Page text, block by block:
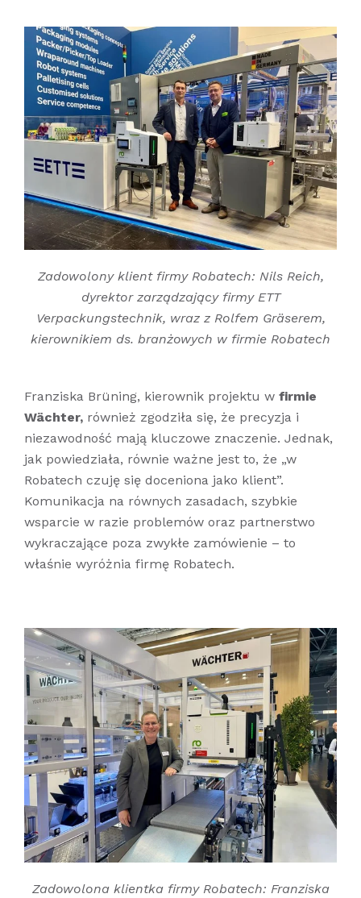
Zadowolony klient firmy Robatech: Nils Reich,
dyrektor zarządzający firmy ETT
Verpackungstechnik, wraz z Rolfem Gräserem,
kierownikiem ds. branżowych w firmie Robatech
Franziska Brüning, kierownik projektu w firmie
Wächter, również zgodziła się, że precyzja i
niezawodność mają kluczowe znaczenie. Jednak,
jak powiedziała, równie ważne jest to, że „w
Robatech czuję się doceniona jako klient”.
Komunikacja na równych zasadach, szybkie
wsparcie w razie problemów oraz partnerstwo
wykraczające poza zwykłe zamówienie – to
właśnie wyróżnia firmę Robatech.
Zadowolona klientka firmy Robatech: Franziska